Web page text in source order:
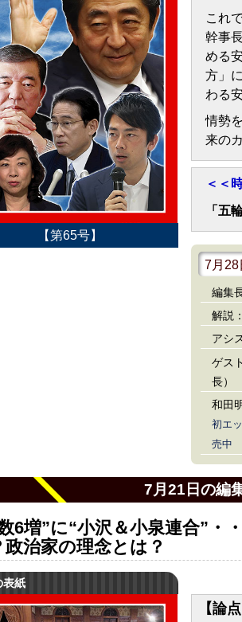
【第65号】
これ
幹事
める
方」
わる
情勢
来の
＜＜
「五
7月28
編集
解説
アシ
ゲス
長）
和田
初エ
売中
7月21日の編
6増”に“小沢＆小泉連合”・
政治家の理念とは？
表紙
【論点